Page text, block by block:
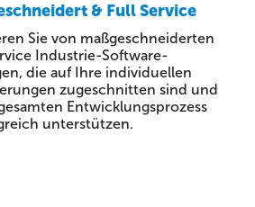
& Full Service
Sie von maßgeschneiderten
Industrie-Software-
die auf Ihre individuellen
zugeschnitten sind und
Entwicklungsprozess
unterstützen.